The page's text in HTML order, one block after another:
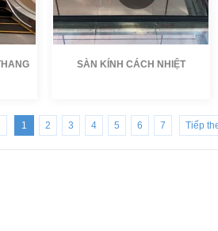
SÀN KÍNH CÁCH NHIỆT
Tác giả: KXG
Thời lượng.:
1 2 3 4 5 6 7 Tiếp